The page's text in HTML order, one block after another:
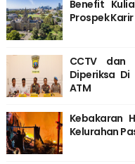
Benefit
Prospek
CCTV dan
Diperiksa
ATM
Kebakaran
Kelurahan